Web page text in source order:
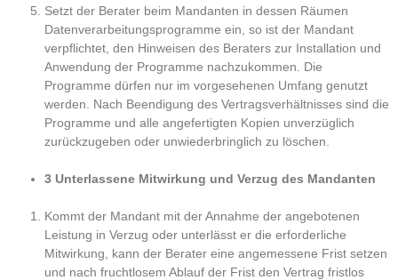
Setzt der Berater beim Mandanten in dessen Räumen
Datenverarbeitungsprogramme ein, so ist der Mandant
verpflichtet, den Hinweisen des Beraters zur Installation und
Anwendung der Programme nachzukommen. Die
Programme dürfen nur im vorgesehenen Umfang genutzt
werden. Nach Beendigung des Vertragsverhältnisses sind die
Programme und alle angefertigten Kopien unverzüglich
zurückzugeben oder unwiederbringlich zu löschen.
3 Unterlassene Mitwirkung und Verzug des Mandanten
Kommt der Mandant mit der Annahme der angebotenen
Leistung in Verzug oder unterlässt er die erforderliche
Mitwirkung, kann der Berater eine angemessene Frist setzen
und nach fruchtlosem Ablauf der Frist den Vertrag fristlos